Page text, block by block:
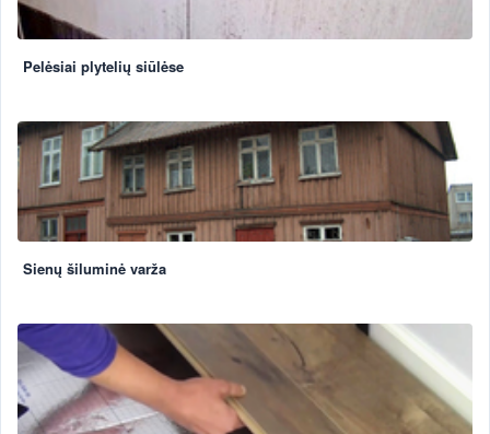
Pelėsiai plytelių siūlėse
Sienų šiluminė varža